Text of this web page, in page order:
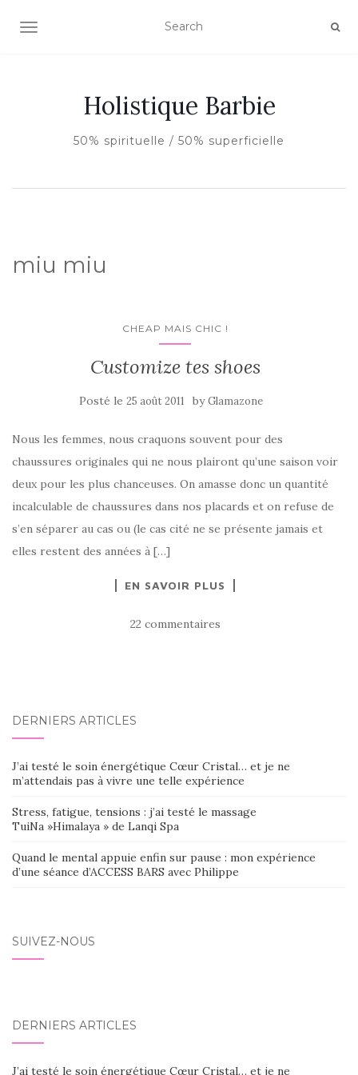
AFFICHER/MASQUER LA NAVIGATION
Holistique Barbie
50% spirituelle / 50% superficielle
miu miu
CHEAP MAIS CHIC !
Customize tes shoes
Posté le 25 août 2011 byGlamazone
Nous les femmes, nous craquons souvent pour des
chaussures originales qui ne nous plairont qu’une saison voir
deux pour les plus chanceuses. On amasse donc un quantité
incalculable de chaussures dans nos placards et on refuse de
s’en séparer au cas ou (le cas cité ne se présente jamais et
elles restent des années à […]
EN SAVOIR PLUS
22 commentaires
DERNIERS ARTICLES
J’ai testé le soin énergétique Cœur Cristal… et je ne
m’attendais pas à vivre une telle expérience
Stress, fatigue, tensions : j’ai testé le massage
TuiNa »Himalaya » de Lanqi Spa
Quand le mental appuie enfin sur pause : mon expérience
d’une séance d’ACCESS BARS avec Philippe
SUIVEZ-NOUS
DERNIERS ARTICLES
J’ai testé le soin énergétique Cœur Cristal… et je ne